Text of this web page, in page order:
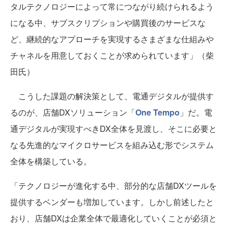
タルテクノロジーによって常につながり続けられるよう
になる中、サブスクリプションや購買後のサービスな
ど、継続的なアプローチを実現するさまざまな仕組みや
チャネルを用意しておくことが求められています」（柴
田氏）
こうした課題の解決策として、電通デジタルが提供す
るのが、店舗DXソリューション「One Tempo 」だ。電
通デジタルが実現すべきDX全体を見渡し、そこに必要と
なる先進的なマイクロサービスを組み込む形でシステム
全体を構築している。
「テクノロジーが進化する中、部分的な店舗DXツールを
提供するベンダーも増加しています。しかし前述したと
おり、店舗DXは企業全体で最適化していくことが必須と